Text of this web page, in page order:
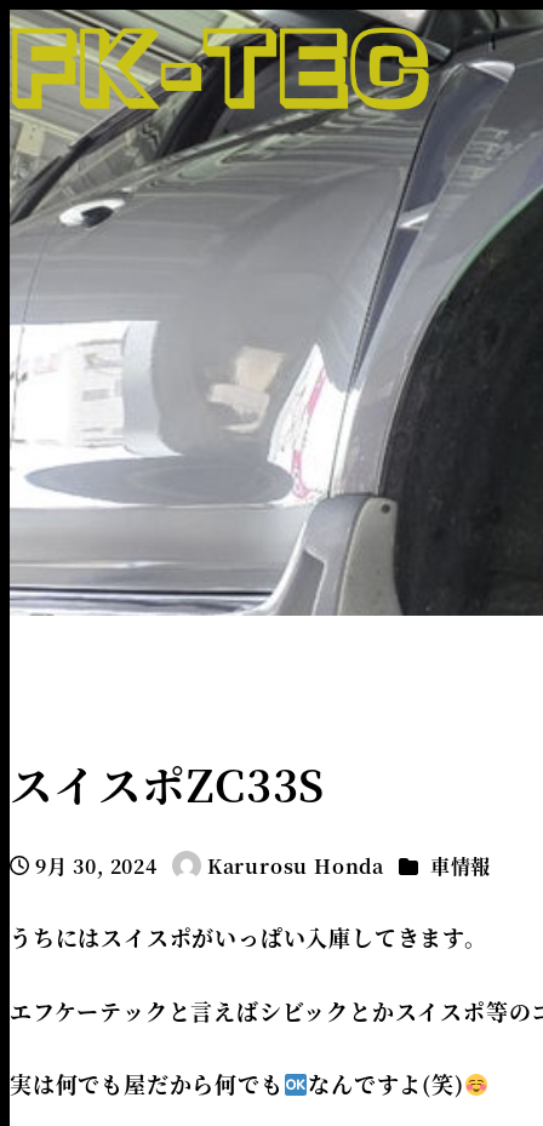
スイスポZC33S
投稿日9月 30, 2024 著 Karurosu Honda カテゴリー
車情報
うちにはスイスポがいっぱい入庫してきます。
エフケーテックと言えばシビックとかスイスポ等
実は何でも屋だから何でも なんですよ(笑)